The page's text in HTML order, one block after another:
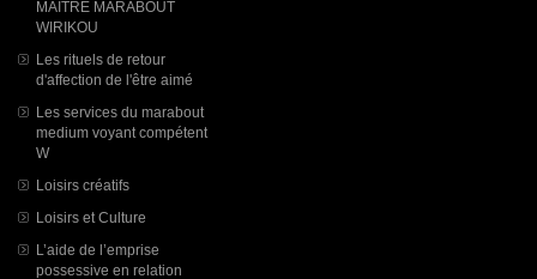
MAITRE MARABOUT
WIRIKOU
Les rituels de retour
d'affection de l'être aimé
Les services du marabout
medium voyant compétent
W
Loisirs créatifs
Loisirs et Culture
L’aide de l’emprise
possessive en relation